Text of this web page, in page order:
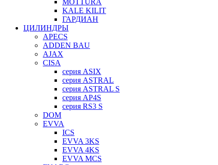
KALE KILIT
ГАРДИАН
ЦИЛИНДРЫ
APECS
ADDEN BAU
AJAX
CISA
серия ASIX
серия ASTRAL
серия ASTRAL S
серия AP4S
серия RS3 S
DOM
EVVA
ICS
EVVA 3KS
EVVA 4KS
EVVA MCS